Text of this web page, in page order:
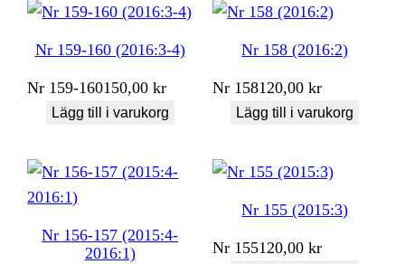
Nr 159-160 (2016:3-4)
Nr 159-160150,00kr
Lägg till i varukorg
Nr 158 (2016:2)
Nr 158120,00kr
Lägg till i varukorg
Nr 156-157 (2015:4-
2016:1)
Nr 155 (2015:3)
Nr 155120,00kr